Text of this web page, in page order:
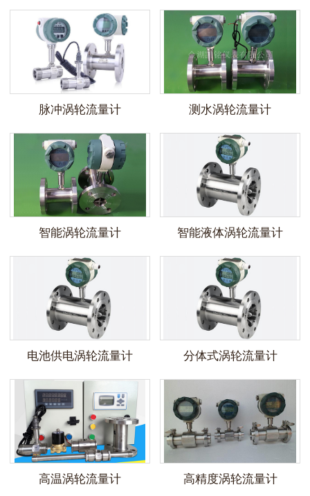
脉冲涡轮流量计 测水涡轮流量计
智能涡轮流量计 智能液体涡轮流量计
电池供电涡轮流量计 分体式涡轮流量计
高温涡轮流量计 高精度涡轮流量计